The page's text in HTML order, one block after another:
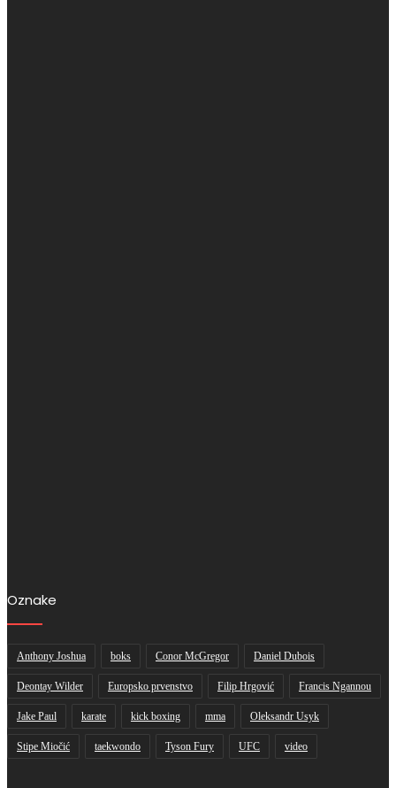
Oznake
Anthony Joshua boks Conor McGregor Daniel Dubois
Deontay Wilder Europsko prvenstvo Filip Hrgović Francis Ngannou
Jake Paul karate kick boxing mma Oleksandr Usyk
Stipe Miočić taekwondo Tyson Fury UFC video